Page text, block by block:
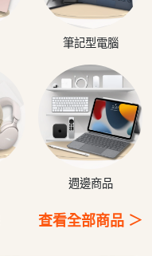
筆記型電腦
週邊商品
查看全部商品 ＞